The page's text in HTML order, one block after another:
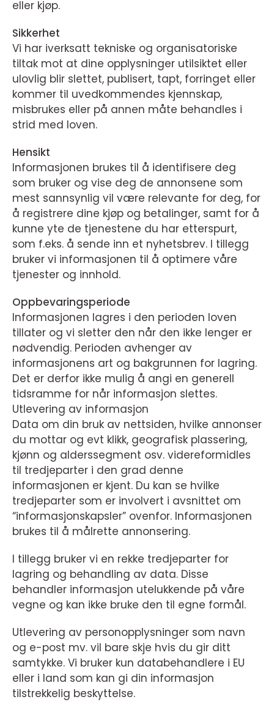
eller kjøp.
Sikkerhet
Vi har iverksatt tekniske og organisatoriske
tiltak mot at dine opplysninger utilsiktet eller
ulovlig blir slettet, publisert, tapt, forringet eller
kommer til uvedkommendes kjennskap,
misbrukes eller på annen måte behandles i
strid med loven.
Hensikt
Informasjonen brukes til å identifisere deg
som bruker og vise deg de annonsene som
mest sannsynlig vil være relevante for deg, for
å registrere dine kjøp og betalinger, samt for å
kunne yte de tjenestene du har etterspurt,
som f.eks. å sende inn et nyhetsbrev. I tillegg
bruker vi informasjonen til å optimere våre
tjenester og innhold.
Oppbevaringsperiode
Informasjonen lagres i den perioden loven
tillater og vi sletter den når den ikke lenger er
nødvendig. Perioden avhenger av
informasjonens art og bakgrunnen for lagring.
Det er derfor ikke mulig å angi en generell
tidsramme for når informasjon slettes.
Utlevering av informasjon
Data om din bruk av nettsiden, hvilke annonser
du mottar og evt klikk, geografisk plassering,
kjønn og alderssegment osv. videreformidles
til tredjeparter i den grad denne
informasjonen er kjent. Du kan se hvilke
tredjeparter som er involvert i avsnittet om
“informasjonskapsler” ovenfor. Informasjonen
brukes til å målrette annonsering.
I tillegg bruker vi en rekke tredjeparter for
lagring og behandling av data. Disse
behandler informasjon utelukkende på våre
vegne og kan ikke bruke den til egne formål.
Utlevering av personopplysninger som navn
og e-post mv. vil bare skje hvis du gir ditt
samtykke. Vi bruker kun databehandlere i EU
eller i land som kan gi din informasjon
tilstrekkelig beskyttelse.